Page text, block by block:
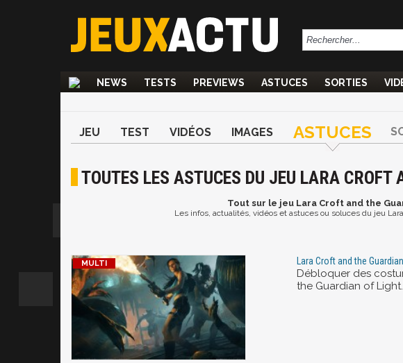
NEWS TESTS PREVIEWS ASTUCES SORTIES
JEU TEST VIDÉOS IMAGES ASTUCES
TOUTES LES ASTUCES DU JEU LARA
Toutsur le jeu Lara Croft and the
Les infos, actualités, vidéos et astuces ou soluces du jeu
Lara Croft and the
Débloquer des
the Guardian of Light.